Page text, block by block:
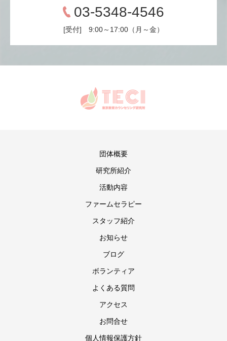
03-5348-4546
[受付] 9:00～17:00（月～金）
団体概要
研究所紹介
活動内容
ファームセラピー
スタッフ紹介
お知らせ
ブログ
ボランティア
よくある質問
アクセス
お問合せ
個人情報保護方針